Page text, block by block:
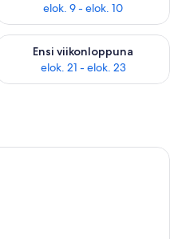
elok. 9 - elok. 10
elok. 14 - elok. 16
Ensi viikonloppuna
elok. 21 - elok. 23
ensi viikonlopun
on kuvioitu peitto